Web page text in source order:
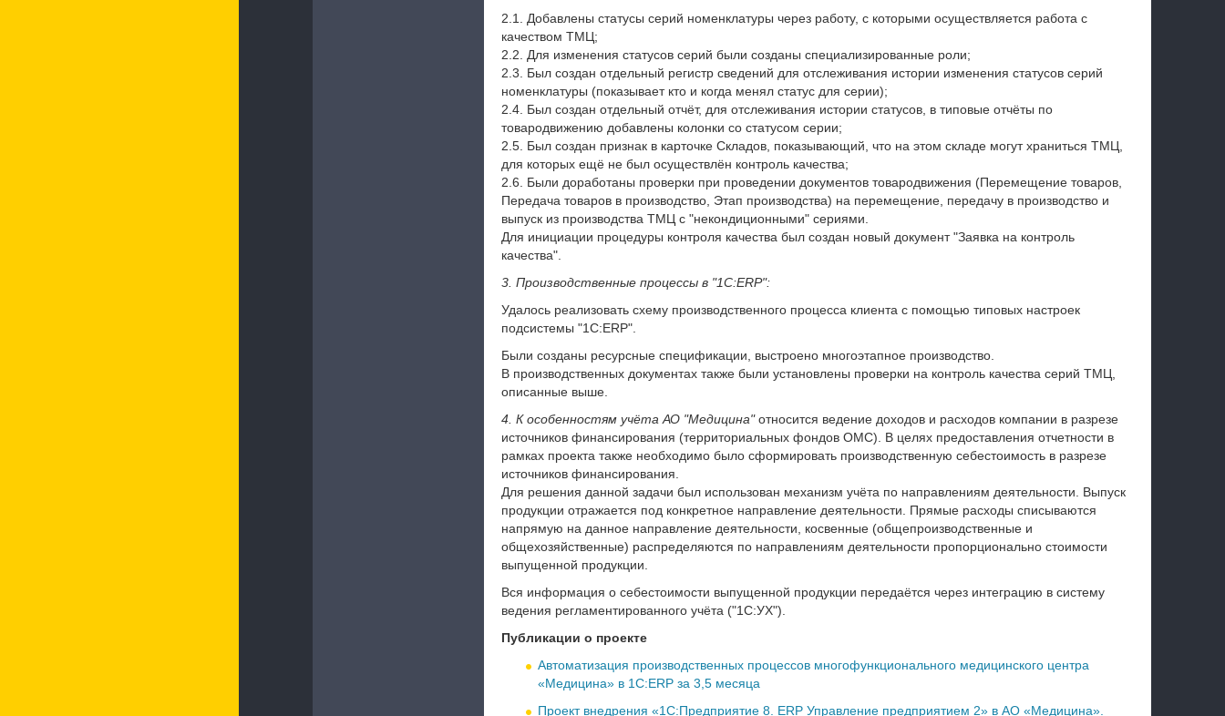
2.1. Добавлены статусы серий номенклатуры через работу, с которыми осуществляется работа с
качеством ТМЦ;
2.2. Для изменения статусов серий были созданы специализированные роли;
2.3. Был создан отдельный регистр сведений для отслеживания истории изменения статусов серий
номенклатуры (показывает кто и когда менял статус для серии);
2.4. Был создан отдельный отчёт, для отслеживания истории статусов, в типовые отчёты по
товародвижению добавлены колонки со статусом серии;
2.5. Был создан признак в карточке Складов, показывающий, что на этом складе могут храниться ТМЦ,
для которых ещё не был осуществлён контроль качества;
2.6. Были доработаны проверки при проведении документов товародвижения (Перемещение товаров,
Передача товаров в производство, Этап производства) на перемещение, передачу в производство и
выпуск из производства ТМЦ с "некондиционными" сериями.
Для инициации процедуры контроля качества был создан новый документ "Заявка на контроль
качества".
3. Производственные процессы в "1C:ERP":
Удалось реализовать схему производственного процесса клиента с помощью типовых настроек
подсистемы "1C:ERP".
Были созданы ресурсные спецификации, выстроено многоэтапное производство.
В производственных документах также были установлены проверки на контроль качества серий ТМЦ,
описанные выше.
4. К особенностям учёта АО "Медицина"относится ведение доходов и расходов компании в разрезе
источников финансирования (территориальных фондов ОМС). В целях предоставления отчетности в
рамках проекта также необходимо было сформировать производственную себестоимость в разрезе
источников финансирования.
Для решения данной задачи был использован механизм учёта по направлениям деятельности. Выпуск
продукции отражается под конкретное направление деятельности. Прямые расходы списываются
напрямую на данное направление деятельности, косвенные (общепроизводственные и
общехозяйственные) распределяются по направлениям деятельности пропорционально стоимости
выпущенной продукции.
Вся информация о себестоимости выпущенной продукции передаётся через интеграцию в систему
ведения регламентированного учёта ("1С:УХ").
Публикации о проекте
Автоматизация производственных процессов многофункционального медицинского центра
«Медицина» в 1С:ERP за 3,5 месяца
Проект внедрения «1С:Предприятие 8. ERP Управление предприятием 2» в АО «Медицина».